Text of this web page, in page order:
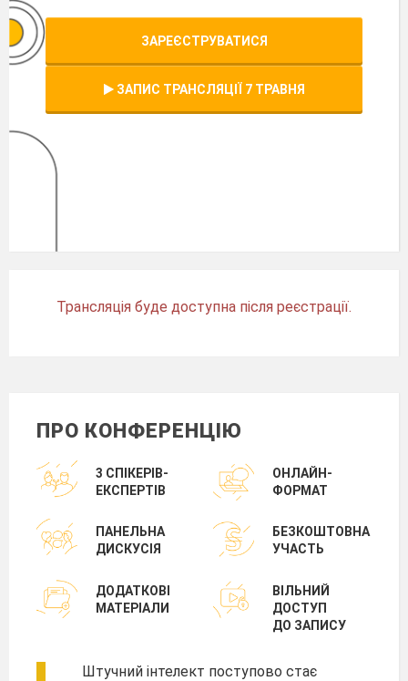
ЗАРЕЄСТРУВАТИСЯ
ЗАПИС ТРАНСЛЯЦІЇ 7 ТРАВНЯ
Трансляція буде доступна після реєстрації.
ПРО КОНФЕРЕНЦІЮ
3 СПІКЕРІВ-
ЕКСПЕРТІВ
ОНЛАЙН-
ФОРМАТ
ПАНЕЛЬНА
ДИСКУСІЯ
БЕЗКОШТОВНА
УЧАСТЬ
ДОДАТКОВІ
МАТЕРІАЛИ
ВІЛЬНИЙ
ДОСТУП
ДО ЗАПИСУ
Штучний інтелект поступово стає